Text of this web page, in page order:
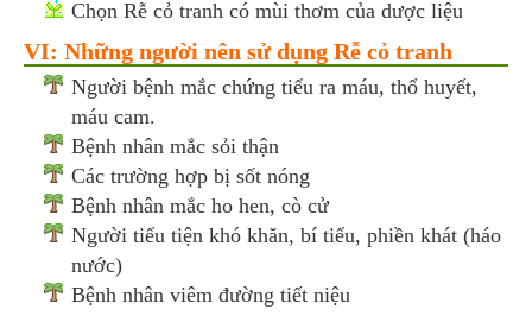
Chọn Rễ cỏ tranh có mùi thơm của dược liệu
VI: Những người nên sử dụng Rễ cỏ tranh
Người bệnh mắc chứng tiểu ra máu, thổ huyết,
máu cam.
Bệnh nhân mắc sỏi thận
Các trường hợp bị sốt nóng
Bệnh nhân mắc ho hen, cò cử
Người tiểu tiện khó khăn, bí tiểu, phiền khát (háo
nước)
Bệnh nhân viêm đường tiết niệu